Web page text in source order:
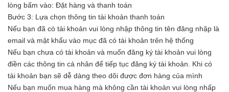
lòng bấm vào: Đặt hàng và thanh toán
Bước 3: Lựa chọn thông tin tài khoản thanh toán
Nếu bạn đã có tài khoản vui lòng nhập thông tin tên đăng nhập là
email và mật khẩu vào mục đã có tài khoản trên hệ thống
Nếu bạn chưa có tài khoản và muốn đăng ký tài khoản vui lòng
điền các thông tin cá nhân để tiếp tục đăng ký tài khoản. Khi có
tài khoản bạn sẽ dễ dàng theo dõi được đơn hàng của mình
Nếu bạn muốn mua hàng mà không cần tài khoản vui lòng nhấp